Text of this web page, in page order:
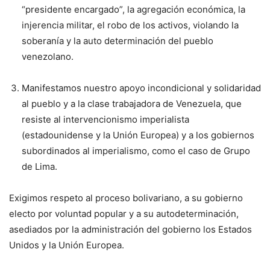
“presidente encargado”, la agregación económica, la
injerencia militar, el robo de los activos, violando la
soberanía y la auto determinación del pueblo
venezolano.
Manifestamos nuestro apoyo incondicional y solidaridad
al pueblo y a la clase trabajadora de Venezuela, que
resiste al intervencionismo imperialista
(estadounidense y la Unión Europea) y a los gobiernos
subordinados al imperialismo, como el caso de Grupo
de Lima.
Exigimos respeto al proceso bolivariano, a su gobierno
electo por voluntad popular y a su autodeterminación,
asediados por la administración del gobierno los Estados
Unidos y la Unión Europea.